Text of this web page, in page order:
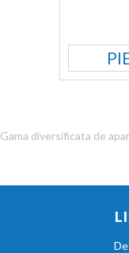
Gama diversificata de